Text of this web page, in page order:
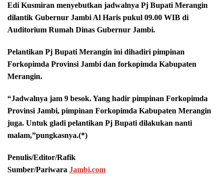
Edi Kusmiran menyebutkan jadwalnya Pj Bupati Merangin
dilantik Gubernur Jambi Al Haris pukul 09.00 WIB di
Auditorium Rumah Dinas Gubernur Jambi.
Pelantikan Pj Bupati Merangin ini dihadiri pimpinan
Forkopimda Provinsi Jambi dan forkopimda Kabupaten
Merangin.
“Jadwalnya jam 9 besok. Yang hadir pimpinan Forkopimda
Provinsi Jambi, pimpinan Forkopimda Kabupaten Merangin
juga. Untuk gladi pelantikan Pj Bupati dilakukan nanti
malam,”pungkasnya.(*)
Penulis/Editor/Rafik
Sumber/Pariwara Jambi.com